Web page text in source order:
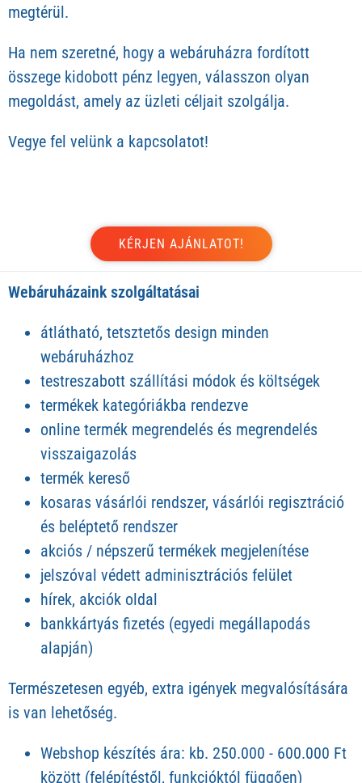
megtérül.
Ha nem szeretné, hogy a webáruházra fordított
összege kidobott pénz legyen, válasszon olyan
megoldást, amely az üzleti céljait szolgálja.
Vegye fel velünk a kapcsolatot!
Webáruházaink szolgáltatásai
átlátható, tetsztetős design minden
webáruházhoz
testreszabott szállítási módok és költségek
termékek kategóriákba rendezve
online termék megrendelés és megrendelés
visszaigazolás
termék kereső
kosaras vásárlói rendszer, vásárlói regisztráció
és beléptető rendszer
akciós / népszerű termékek megjelenítése
jelszóval védett adminisztrációs felület
hírek, akciók oldal
bankkártyás fizetés (egyedi megállapodás
alapján)
Természetesen egyéb, extra igények megvalósítására
is van lehetőség.
Webshop készítés ára: kb. 250.000 - 600.000 Ft
között (felépítéstől, funkcióktól függően)